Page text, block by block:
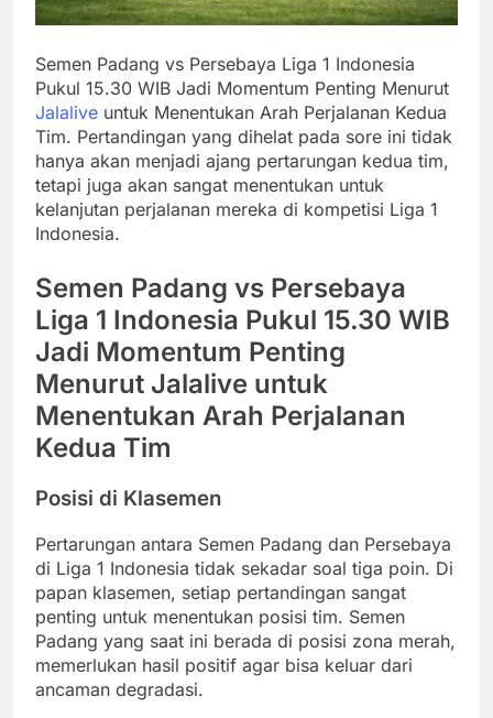
Semen Padang vs Persebaya Liga 1 Indonesia
Pukul 15.30 WIB Jadi Momentum Penting Menurut
Jalalive untuk Menentukan Arah Perjalanan Kedua
Tim. Pertandingan yang dihelat pada sore ini tidak
hanya akan menjadi ajang pertarungan kedua tim,
tetapi juga akan sangat menentukan untuk
kelanjutan perjalanan mereka di kompetisi Liga 1
Indonesia.
Semen Padang vs Persebaya
Liga 1 Indonesia Pukul 15.30 WIB
Jadi Momentum Penting
Menurut Jalalive untuk
Menentukan Arah Perjalanan
Kedua Tim
Posisi di Klasemen
Pertarungan antara Semen Padang dan Persebaya
di Liga 1 Indonesia tidak sekadar soal tiga poin. Di
papan klasemen, setiap pertandingan sangat
penting untuk menentukan posisi tim. Semen
Padang yang saat ini berada di posisi zona merah,
memerlukan hasil positif agar bisa keluar dari
ancaman degradasi.